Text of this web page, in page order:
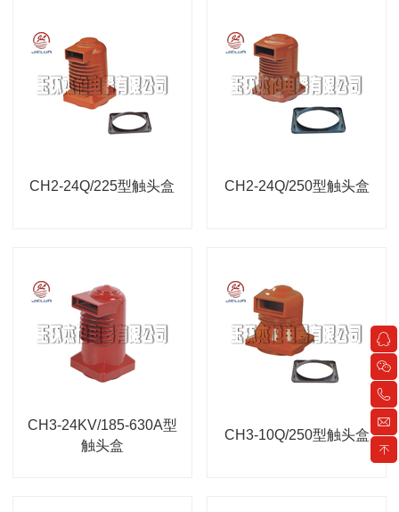
CH2-24Q/225型触头盒 CH2-24Q/250型触头盒
CH3-24KV/185-630A型
触头盒
CH3-10Q/250型触头盒